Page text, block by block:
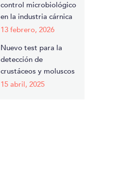
control microbiológico
en la industria cárnica
13 febrero, 2026
Nuevo test para la
detección de
crustáceos y moluscos
15 abril, 2025